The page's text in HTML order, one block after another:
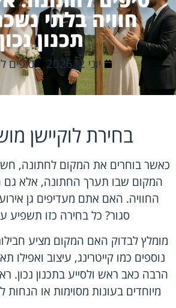
חוויה בלתי
תכנון נכון
יוני 2, 2026 טיפים
בחירת לוקיישן
כאשר בוחרים את המקום לחתונה,
המקום שבו תערך החתונה, אלא גם
החוויה. האם אתם מעדיפים גן
סגור? כל בחירה כזו תשפיע
מומלץ לבדוק האם המקום מציע
נוספים כמו קייטרינג, עיצוב ואפילו
הרבה כאב ראש ולסייע בתכנון נכון.
מיוחדים בעונות מסוימות או הנחות